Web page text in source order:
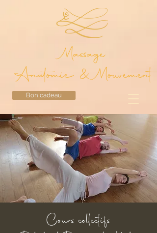
Massage
Anatomie & Mouvement
Bon cadeau
Cours collectifs